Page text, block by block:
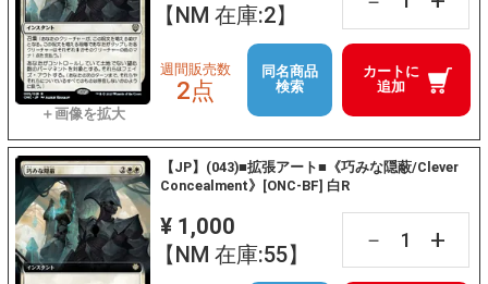
【NM 在庫:2】
カートに
追加
週間販売数
2点
同名商品
検索
【JP】(043)■拡張アート■《巧みな隠蔽/Clever
Concealment》[ONC-BF] 白R
¥ 1,000
【NM 在庫:55】
－ +